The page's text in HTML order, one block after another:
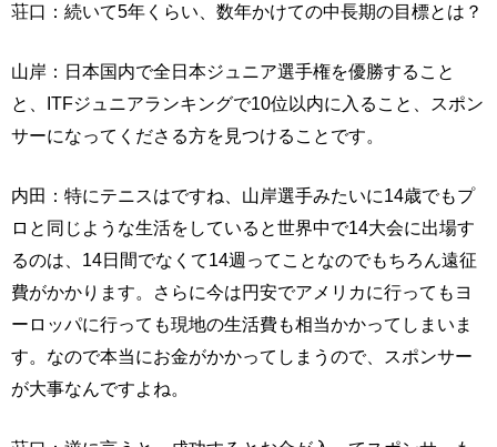
荘口：続いて5年くらい、数年かけての中長期の目標とは？
山岸：日本国内で全日本ジュニア選手権を優勝すること
と、ITFジュニアランキングで10位以内に入ること、スポン
サーになってくださる方を見つけることです。
内田：特にテニスはですね、山岸選手みたいに14歳でもプ
ロと同じような生活をしていると世界中で14大会に出場す
るのは、14日間でなくて14週ってことなのでもちろん遠征
費がかかります。さらに今は円安でアメリカに行ってもヨ
ーロッパに行っても現地の生活費も相当かかってしまいま
す。なので本当にお金がかかってしまうので、スポンサー
が大事なんですよね。